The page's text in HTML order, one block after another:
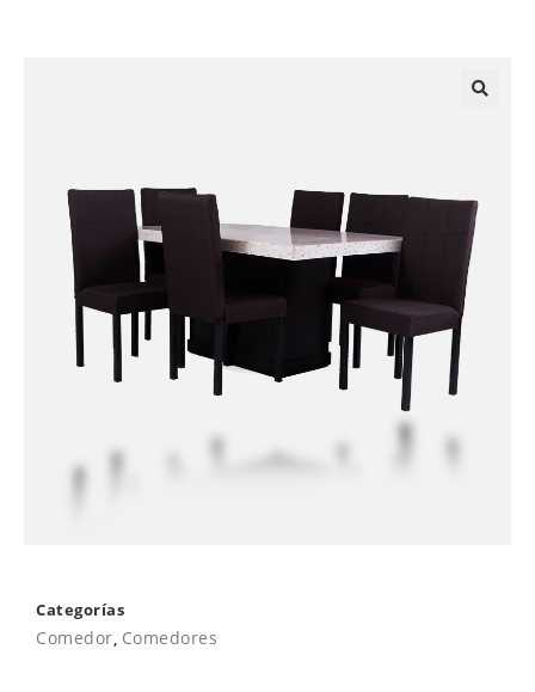
Categorías
Comedor, Comedores